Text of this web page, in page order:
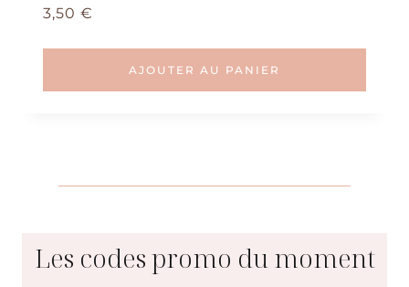
Note
5.00
3,50 €
AJOUTER AU PANIER
Les codes promo du moment